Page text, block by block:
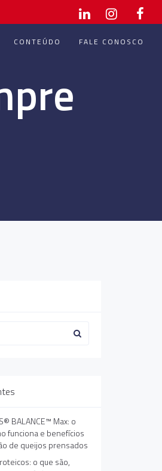
CONTEÚDO FALE CONOSCO
BALANCE™ Max: o
funciona e benefícios
de queijos prensados
o que são,